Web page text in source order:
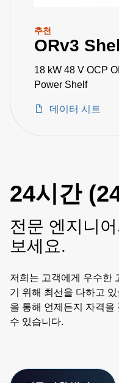
추천
ORv3
18 kW 48 V OCP
Power Shelf
데이터 시트
24시간
전문 엔지니
보세요.
저희는 고객에게 우수한
기 위해 최선을 다하고
을 통해 언제든지 자격
수 있습니다.